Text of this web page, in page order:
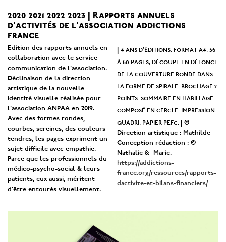
2020 2021 2022 2023 | Rapports annuels
d’activités de l’association addictions
france
Edition des rapports annuels en
collaboration avec le service
communication de l’association.
Déclinaison de la direction
artistique de la nouvelle
identité visuelle réalisée pour
l’association ANPAA en 2019.
Avec des formes rondes,
courbes, sereines, des couleurs
tendres, les pages expriment un
sujet difficile avec empathie.
Parce que les professionnels du
médico-psycho-social & leurs
patients, eux aussi, méritent
d’être entourés visuellement.
|4 ans d’éditions. format a4, 56
à 60 pages, découpe en défonce
de la couverture ronde dans
la forme de spirale. brochage 2
points. sommaire en habillage
composé en cercle. impression
quadri. papier pefc.
| ©
Direction artistique : Mathilde
Conception rédaction : ©
Nathalie & Marie.
https://addictions-
france.org/ressources/rapports-
dactivite-et-bilans-financiers/